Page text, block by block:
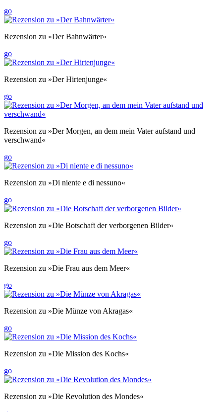
go
Rezension zu »Der Bahnwärter«
go
Rezension zu »Der Hirtenjunge«
go
Rezension zu »Der Morgen, an dem mein Vater aufstand und
verschwand«
go
Rezension zu »Di niente e di nessuno«
go
Rezension zu »Die Botschaft der verborgenen Bilder«
go
Rezension zu »Die Frau aus dem Meer«
go
Rezension zu »Die Münze von Akragas«
go
Rezension zu »Die Mission des Kochs«
go
Rezension zu »Die Revolution des Mondes«